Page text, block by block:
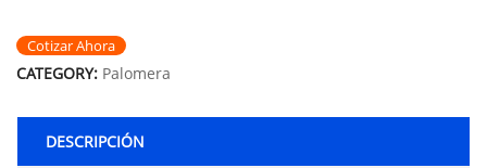
Cotizar Ahora
CATEGORY: Palomera
DESCRIPCIÓN